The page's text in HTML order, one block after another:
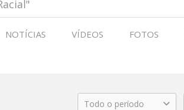
NOTÍCIAS VÍDEOS FOTOS
Todo o período